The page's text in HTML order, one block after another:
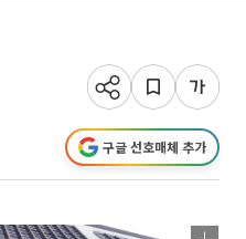
구글 선호매체 추가